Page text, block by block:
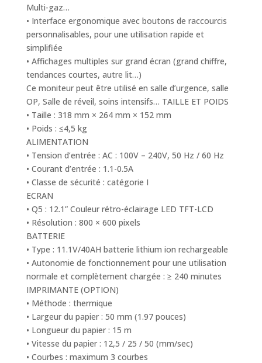
Multi-gaz…
• Interface ergonomique avec boutons de raccourcis
personnalisables, pour une utilisation rapide et
simplifiée
• Affichages multiples sur grand écran (grand chiffre,
tendances courtes, autre lit…)
Ce moniteur peut être utilisé en salle d’urgence, salle
OP, Salle de réveil, soins intensifs… TAILLE ET POIDS
• Taille : 318 mm × 264 mm × 152 mm
• Poids : ≤4,5 kg
ALIMENTATION
• Tension d’entrée : AC : 100V – 240V, 50 Hz / 60 Hz
• Courant d’entrée : 1.1-0.5A
• Classe de sécurité : catégorie I
ECRAN
• Q5 : 12.1” Couleur rétro-éclairage LED TFT-LCD
• Résolution : 800 × 600 pixels
BATTERIE
• Type : 11.1V/40AH batterie lithium ion rechargeable
• Autonomie de fonctionnement pour une utilisation
normale et complètement chargée : ≥ 240 minutes
IMPRIMANTE (OPTION)
• Méthode : thermique
• Largeur du papier : 50 mm (1.97 pouces)
• Longueur du papier : 15 m
• Vitesse du papier : 12,5 / 25 / 50 (mm/sec)
• Courbes : maximum 3 courbes